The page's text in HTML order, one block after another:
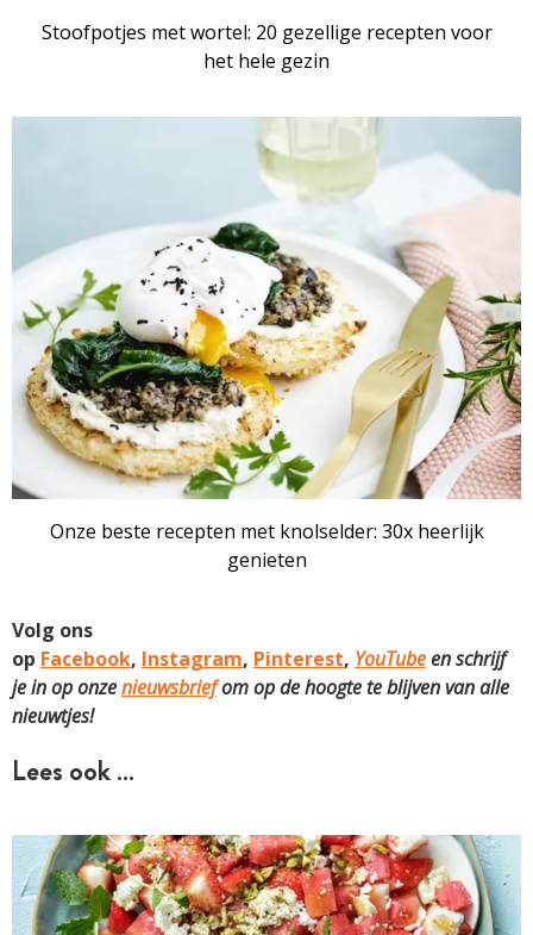
Stoofpotjes met wortel: 20 gezellige recepten voor
het hele gezin
RECEPTENSET
Onze beste recepten met knolselder: 30x heerlijk
genieten
Volg ons
op Facebook, Instagram, Pinterest, YouTubeen schrijf
je in op onzenieuwsbriefom op de hoogte te blijven van alle
nieuwtjes!
Lees ook …
ARTIKEL